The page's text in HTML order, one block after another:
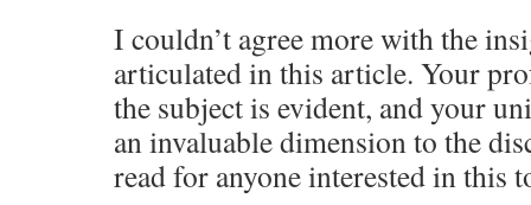
I couldn’t agree more with the
articulated in this article. Your
the subject is evident, and your
an invaluable dimension to the
read for anyone interested in this